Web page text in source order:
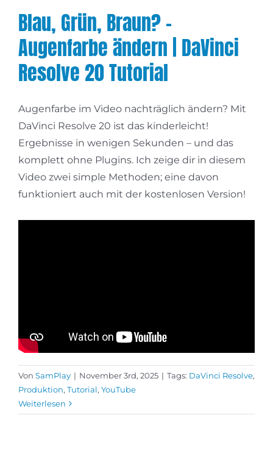
Blau, Grün, Braun? –
Augenfarbe ändern | DaVinci
Resolve 20 Tutorial
Augenfarbe im Video nachträglich ändern? Mit
DaVinci Resolve 20 ist das kinderleicht!
Ergebnisse in wenigen Sekunden – und das
komplett ohne Plugins. Ich zeige dir in diesem
Video zwei simple Methoden; eine davon
funktioniert auch mit der kostenlosen Version!
Von SamPlay | November 3rd, 2025 | Tags: DaVinci Resolve,
Produktion, Tutorial, YouTube
Weiterlesen